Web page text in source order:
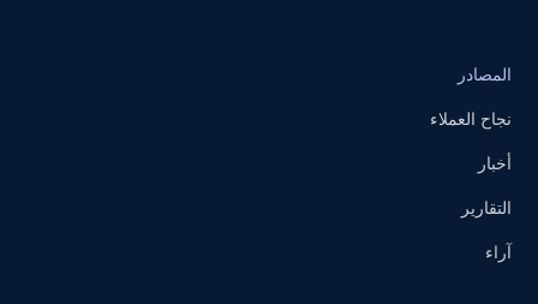
المصادر
نجاح العملاء
أخبار
التقارير
آراء